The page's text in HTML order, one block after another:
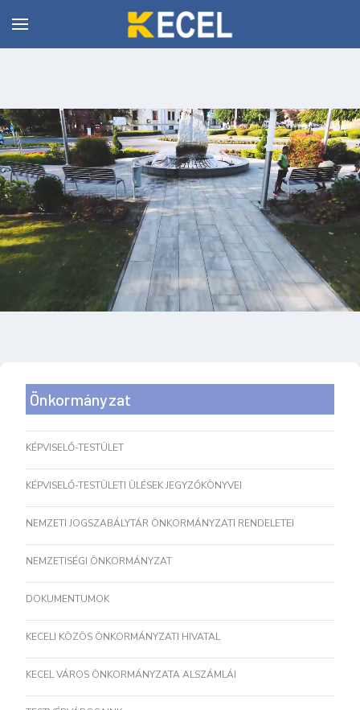
Önkormányzat
KÉPVISELŐ-TESTÜLET
KÉPVISELŐ-TESTÜLETI ÜLÉSEK JEGYZŐKÖNYVEI
NEMZETI JOGSZABÁLYTÁR ÖNKORMÁNYZATI RENDELETEI
NEMZETISÉGI ÖNKORMÁNYZAT
DOKUMENTUMOK
KECELI KÖZÖS ÖNKORMÁNYZATI HIVATAL
KECEL VÁROS ÖNKORMÁNYZATA ALSZÁMLÁI